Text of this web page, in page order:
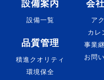
設備案内
設備一覧
品質管理
積進クオリティ
環境保全
会
ア
カレ
事業
お問